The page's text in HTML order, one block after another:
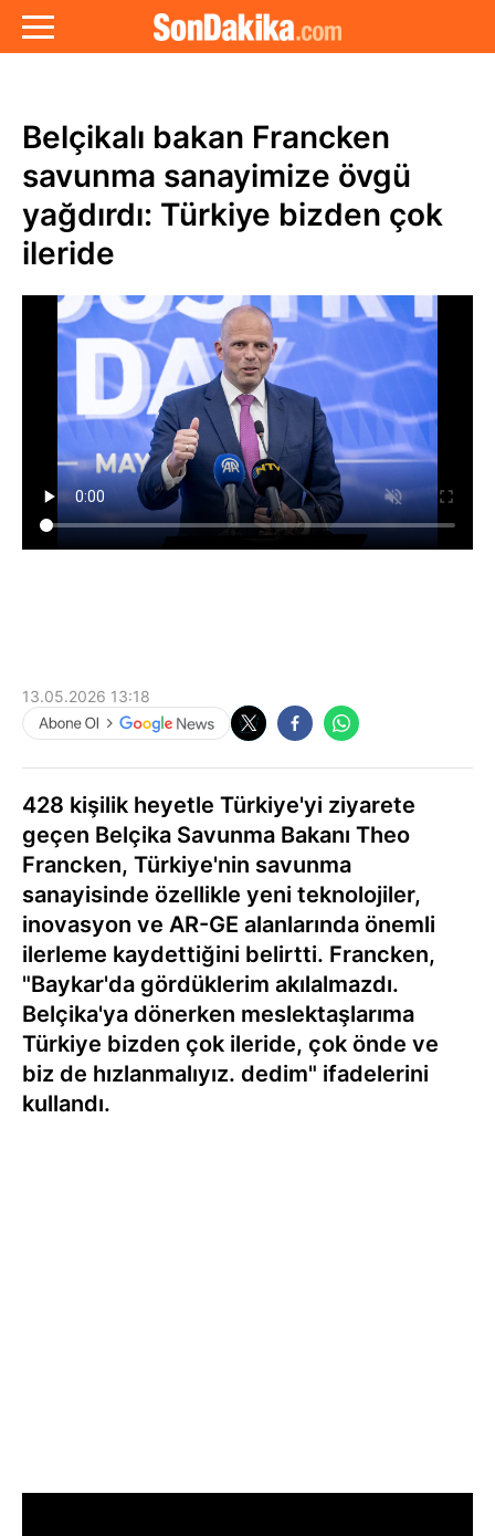
Belçikalı bakan Francken
savunma sanayimize övgü
yağdırdı: Türkiye bizden çok
ileride
13.05.2026 13:18
428 kişilik heyetle Türkiye'yi ziyarete
geçen Belçika Savunma Bakanı Theo
Francken, Türkiye'nin savunma
sanayisinde özellikle yeni teknolojiler,
inovasyon ve AR-GE alanlarında önemli
ilerleme kaydettiğini belirtti. Francken,
"Baykar'da gördüklerim akılalmazdı.
Belçika'ya dönerken meslektaşlarıma
Türkiye bizden çok ileride, çok önde ve
biz de hızlanmalıyız. dedim" ifadelerini
kullandı.